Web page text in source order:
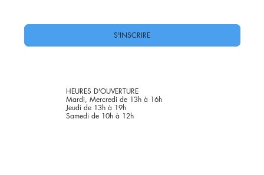
S'INSCRIRE
HEURES D'OUVERTURE
Mardi, Mercredi de 13h à 16h
Jeudi de 13h à 19h
Samedi de 10h à 12h